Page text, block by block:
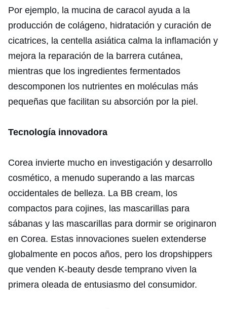
Por ejemplo, la mucina de caracol ayuda a la
producción de colágeno, hidratación y curación de
cicatrices, la centella asiática calma la inflamación y
mejora la reparación de la barrera cutánea,
mientras que los ingredientes fermentados
descomponen los nutrientes en moléculas más
pequeñas que facilitan su absorción por la piel.
Tecnología innovadora
Corea invierte mucho en investigación y desarrollo
cosmético, a menudo superando a las marcas
occidentales de belleza. La BB cream, los
compactos para cojines, las mascarillas para
sábanas y las mascarillas para dormir se originaron
en Corea. Estas innovaciones suelen extenderse
globalmente en pocos años, pero los dropshippers
que venden K-beauty desde temprano viven la
primera oleada de entusiasmo del consumidor.